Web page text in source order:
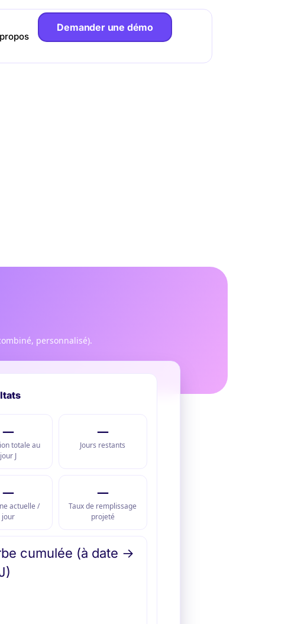
Demander une démo
personnalisé).
—
totale au
jour J
—
Jours restants
—
actuelle /
jour
—
Taux de remplissage
projeté
cumulée (à date →